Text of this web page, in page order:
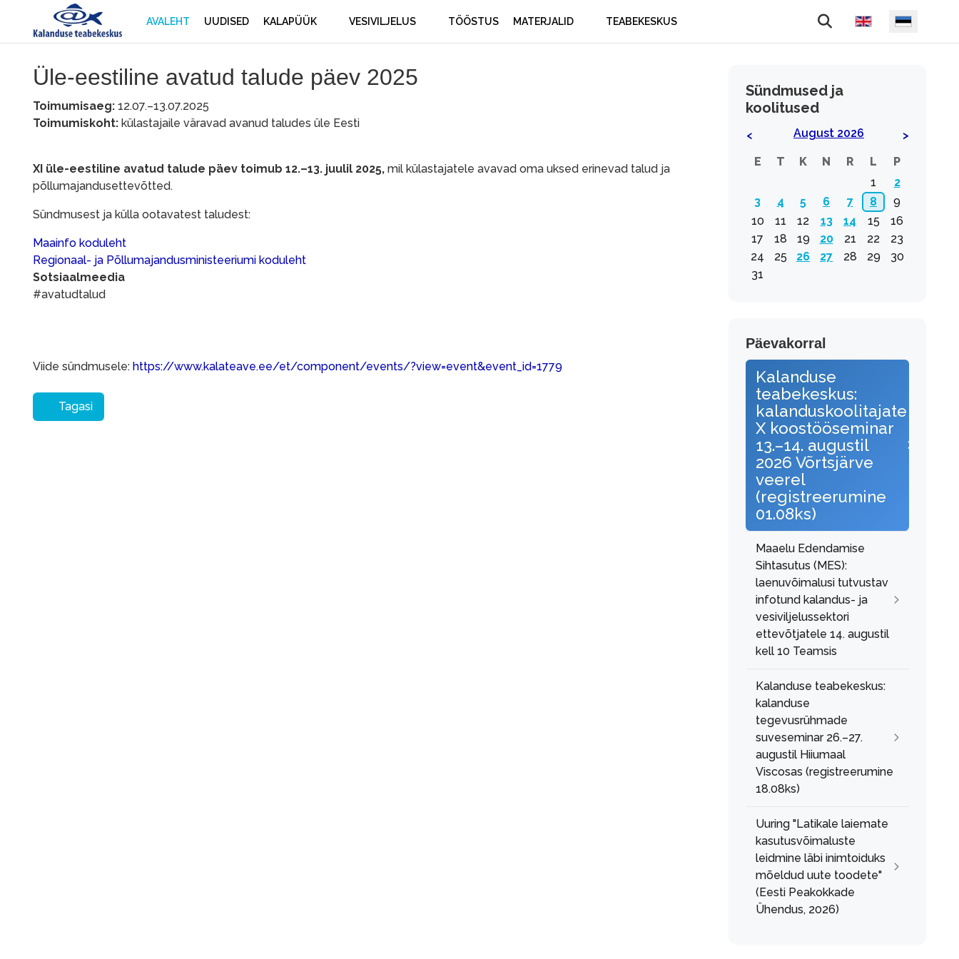
AVALEHT UUDISED KALAPÜÜK VESIVILJELUS TÖÖSTUS MATERJALID TEABEKESKUS Vali keel
Üle-eestiline avatud talude päev 2025
Toimumisaeg: 12.07.–13.07.2025
Toimumiskoht: külastajaile väravad avanud taludes üle Eesti
XI üle-eestiline avatud talude päev toimub 12.–13. juulil 2025, mil külastajatele avavad oma uksed erinevad talud ja
põllumajandusettevõtted.
Sündmusest ja külla ootavatest taludest:
Maainfo koduleht
Regionaal- ja Põllumajandusministeeriumi koduleht
Sotsiaalmeedia
#avatudtalud
Viide sündmusele: https://www.kalateave.ee/et/component/events/?view=event&event_id=1779
Tagasi
Sündmused ja
koolitused
< August 2026
>
E
T K N R L
P
1
2
3
4 5 6 7 8
9
10
11 12 13 14 15
16
17
18 19 20 21 22
23
24
25 26 27 28 29
30
31
Päevakorral
Kalanduse
teabekeskus:
kalanduskoolitajate
X koostööseminar
13.–14. augustil
2026 Võrtsjärve
veerel
(registreerumine
01.08ks)
Maaelu Edendamise
Sihtasutus (MES):
laenuvõimalusi tutvustav
infotund kalandus- ja
vesiviljelussektori
ettevõtjatele 14. augustil
kell 10 Teamsis
Kalanduse teabekeskus:
kalanduse
tegevusrühmade
suveseminar 26.–27.
augustil Hiiumaal
Viscosas (registreerumine
18.08ks)
Uuring "Latikale laiemate
kasutusvõimaluste
leidmine läbi inimtoiduks
mõeldud uute toodete"
(Eesti Peakokkade
Ühendus, 2026)